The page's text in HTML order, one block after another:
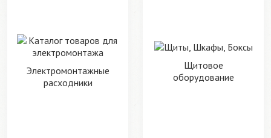
Электромонтажные
расходники
Щитовое
оборудование